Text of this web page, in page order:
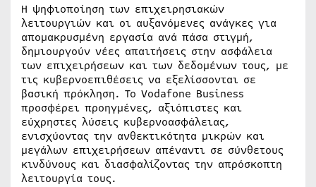
Η ψηφιοποίηση των επιχειρησιακών
λειτουργιών και οι αυξανόμενες ανάγκες για
απομακρυσμένη εργασία ανά πάσα στιγμή,
δημιουργούν νέες απαιτήσεις στην ασφάλεια
των επιχειρήσεων και των δεδομένων τους, με
τις κυβερνοεπιθέσεις να εξελίσσονται σε
βασική πρόκληση. Το Vodafone Business
προσφέρει προηγμένες, αξιόπιστες και
εύχρηστες λύσεις κυβερνοασφάλειας,
ενισχύοντας την ανθεκτικότητα μικρών και
μεγάλων επιχειρήσεων απέναντι σε σύνθετους
κινδύνους και διασφαλίζοντας την απρόσκοπτη
λειτουργία τους.